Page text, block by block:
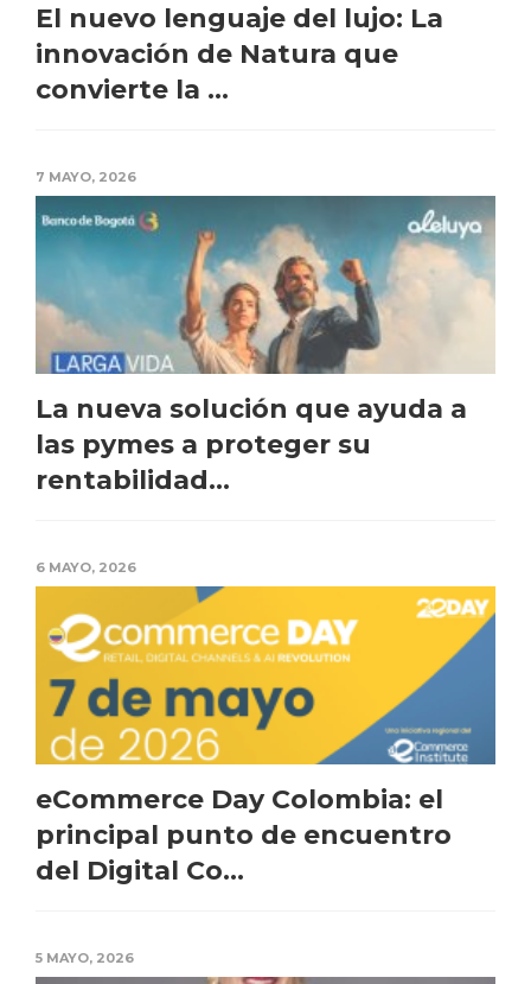
El nuevo lenguaje del lujo: La
innovación de Natura que
convierte la ...
7 MAYO, 2026
La nueva solución que ayuda a
las pymes a proteger su
rentabilidad...
6 MAYO, 2026
eCommerce Day Colombia: el
principal punto de encuentro
del Digital Co...
5 MAYO, 2026